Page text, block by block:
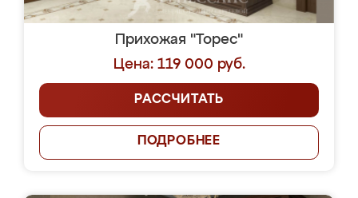
Прихожая "Торес"
Цена: 119 000 руб.
РАССЧИТАТЬ
ПОДРОБНЕЕ